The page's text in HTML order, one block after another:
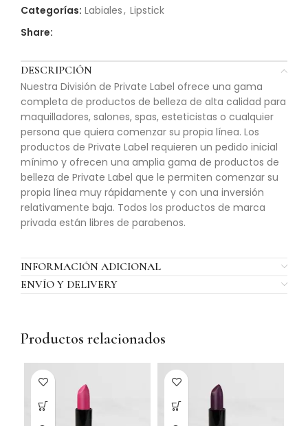
Categorías: Labiales, Lipstick
Share:
DESCRIPCIÓN
Nuestra División de Private Label ofrece una gama
completa de productos de belleza de alta calidad para
maquilladores, salones, spas, esteticistas o cualquier
persona que quiera comenzar su propia línea. Los
productos de Private Label requieren un pedido inicial
mínimo y ofrecen una amplia gama de productos de
belleza de Private Label que le permiten comenzar su
propia línea muy rápidamente y con una inversión
relativamente baja. Todos los productos de marca
privada están libres de parabenos.
INFORMACIÓN ADICIONAL
ENVÍO Y DELIVERY
Productos relacionados